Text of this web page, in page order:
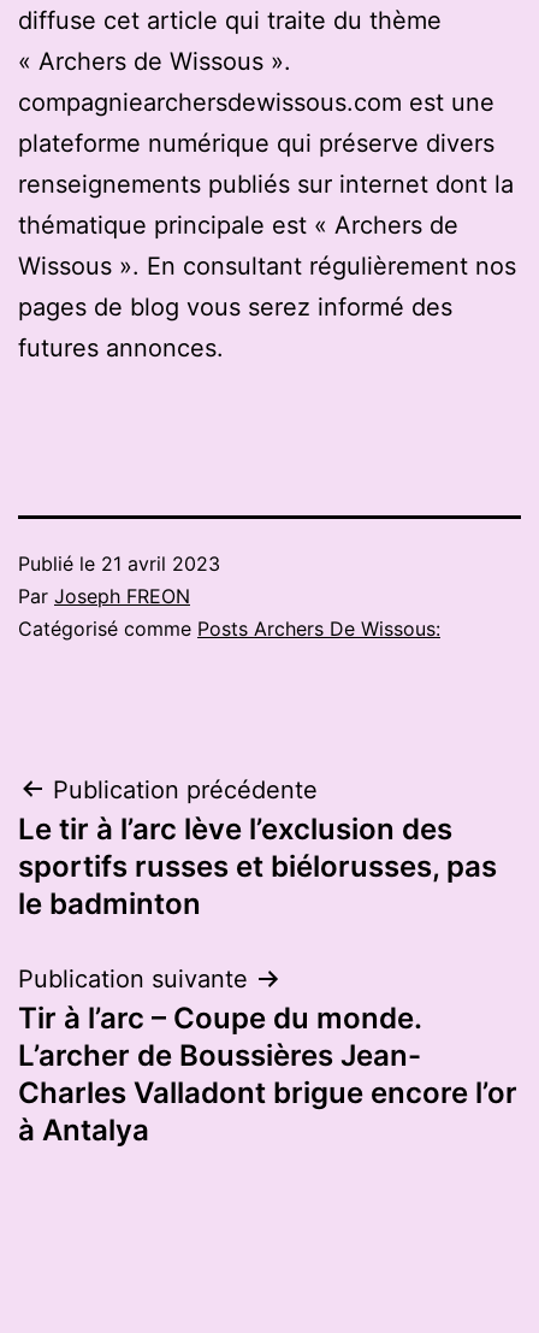
diffuse cet article qui traite du thème
« Archers de Wissous ».
compagniearchersdewissous.com est une
plateforme numérique qui préserve divers
renseignements publiés sur internet dont la
thématique principale est « Archers de
Wissous ». En consultant régulièrement nos
pages de blog vous serez informé des
futures annonces.
Publié le 21 avril 2023
Par Joseph FREON
Catégorisé comme Posts Archers De Wissous:
Navigation
de
l’article
Publication précédente
Le tir à l’arc lève l’exclusion des
sportifs russes et biélorusses, pas
le badminton
Publication suivante
Tir à l’arc – Coupe du monde.
L’archer de Boussières Jean-
Charles Valladont brigue encore l’or
à Antalya